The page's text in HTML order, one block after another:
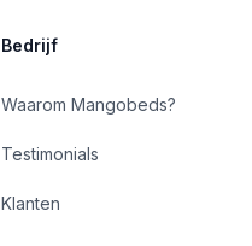
Bedrijf
Waarom Mangobeds?
Testimonials
Klanten